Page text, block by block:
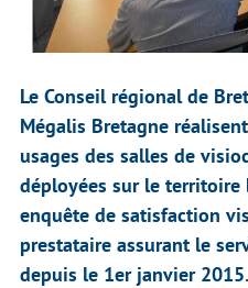
Le Conseil régional de
Mégalis Bretagne
usages des salles de
déployées sur le territoire
enquête de satisfaction
prestataire assurant le
depuis le 1er janvier 2015.